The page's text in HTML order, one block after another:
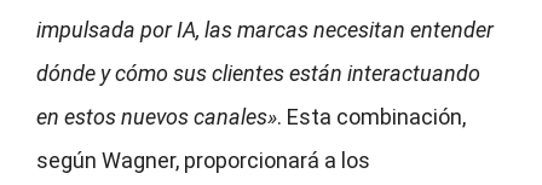
impulsada por IA, las marcas necesitan entender
dónde y cómo sus clientes están interactuando
en estos nuevos canales». Esta combinación,
según Wagner, proporcionará a los